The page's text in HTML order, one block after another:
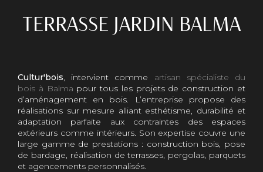
TERRASSE JARDIN BALMA
Cultur'bois, intervient comme artisan spécialiste du
bois à Balma pour tous les projets de construction et
d’aménagement en bois. L’entreprise propose des
réalisations sur mesure alliant esthétisme, durabilité et
adaptation parfaite aux contraintes des espaces
extérieurs comme intérieurs. Son expertise couvre une
large gamme de prestations : construction bois, pose
de bardage, réalisation de terrasses, pergolas, parquets
et agencements personnalisés.